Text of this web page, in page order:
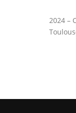
2024 –